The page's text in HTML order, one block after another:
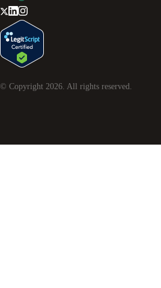
© Copyright 2026 . All rights reserved.